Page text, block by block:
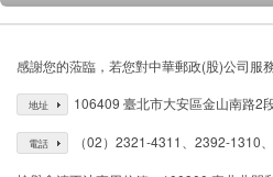
感謝您的蒞臨，若您對中華郵政(股)公司服
地址 106409 臺北市大安區金山南路2
電話 （02）2321-4311、2392-1310